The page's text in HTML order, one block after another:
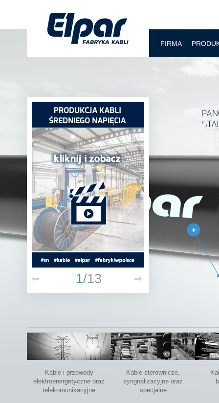
FIRMA
1/13
Kable i przewody
elektroenergetyczne oraz
telekomunikacyjne
Kable sterownicze,
syngnalizacyjne oraz
specjalne